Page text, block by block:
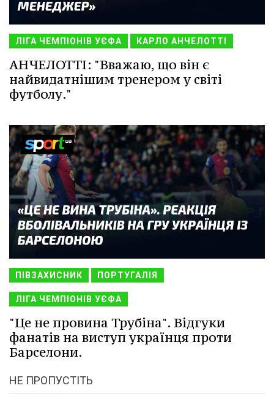
ЛІГА ЧЕМПІОНІВ УЄФА КАРЛО АНЧЕЛОТТІ
АНЧЕЛОТТІ: "Вважаю, що він є
найвидатнішим тренером у світі
футболу."
ПІВЗАХИСНИК ПОРТУГАЛІЯ
ЛІГА ЧЕМПІОНІВ УЄФА
"Це не провина Трубіна". Відгуки
фанатів на виступ українця проти
Барселони.
НЕ ПРОПУСТІТЬ